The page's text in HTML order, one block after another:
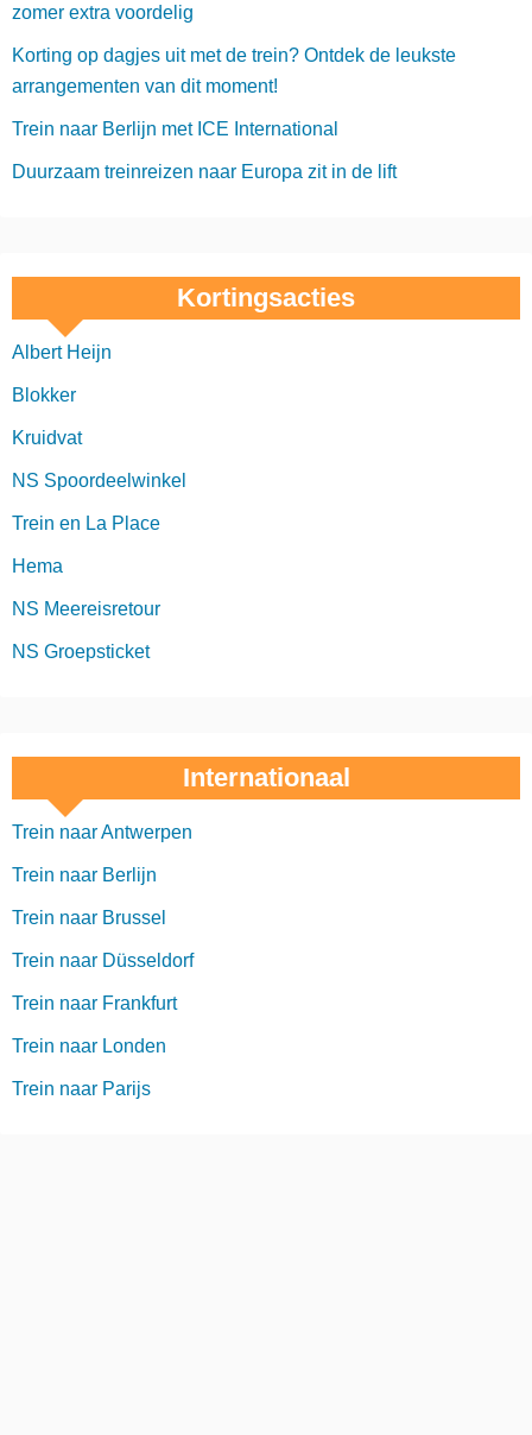
zomer extra voordelig
Korting op dagjes uit met de trein? Ontdek de leukste
arrangementen van dit moment!
Trein naar Berlijn met ICE International
Duurzaam treinreizen naar Europa zit in de lift
Kortingsacties
Albert Heijn
Blokker
Kruidvat
NS Spoordeelwinkel
Trein en La Place
Hema
NS Meereisretour
NS Groepsticket
Internationaal
Trein naar Antwerpen
Trein naar Berlijn
Trein naar Brussel
Trein naar Düsseldorf
Trein naar Frankfurt
Trein naar Londen
Trein naar Parijs